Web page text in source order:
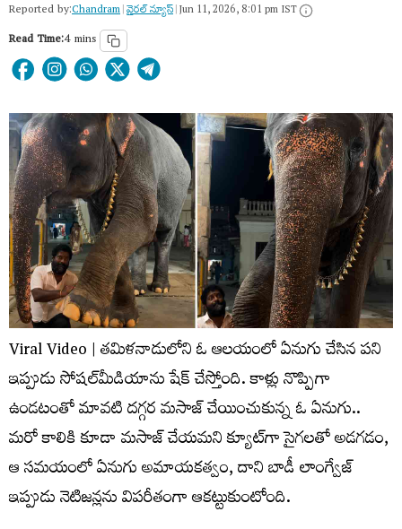
Reported by:Chandram|వైరల్ న్యూస్|Jun 11, 2026, 8:01 pm IST
Read Time:4 mins
Viral Video |తమిళనాడులోని ఓ ఆలయంలో ఏనుగు చేసిన పని
ఇప్పుడు సోషల్‌మీడియాను షేక్ చేస్తోంది. కాళ్లు నొప్పిగా
ఉండటంతో మావటి దగ్గర మసాజ్ చేయించుకున్న ఓ ఏనుగు..
మరో కాలికి కూడా మసాజ్ చేయమని క్యూట్‌గా సైగలతో అడగడం,
ఆ సమయంలో ఏనుగు అమాయకత్వం, దాని బాడీ లాంగ్వేజ్
ఇప్పుడు నెటిజన్లను విపరీతంగా ఆకట్టుకుంటోంది.